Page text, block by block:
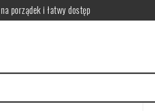
porządek i łatwy dostęp
przegrodę ze szkła hartowanego
mogą przeszkadzać?
montażu i aranżacji przestrzeni